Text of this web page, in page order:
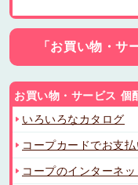
「お買い物・サ
お買い物・サービス 個
いろいろなカタログ
コープカードでお支
コープのインターネ